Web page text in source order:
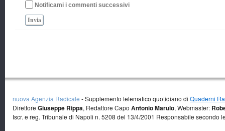
Notificami i commenti successivi
Invia
nuova Agenzia Radicale - Supplemento telematico quotidiano di Quaderni
Direttore Giuseppe Rippa, Redattore Capo Antonio Marulo, Webmaster:
Iscr. e reg. Tribunale di Napoli n. 5208 del 13/4/2001 Responsabile secondo